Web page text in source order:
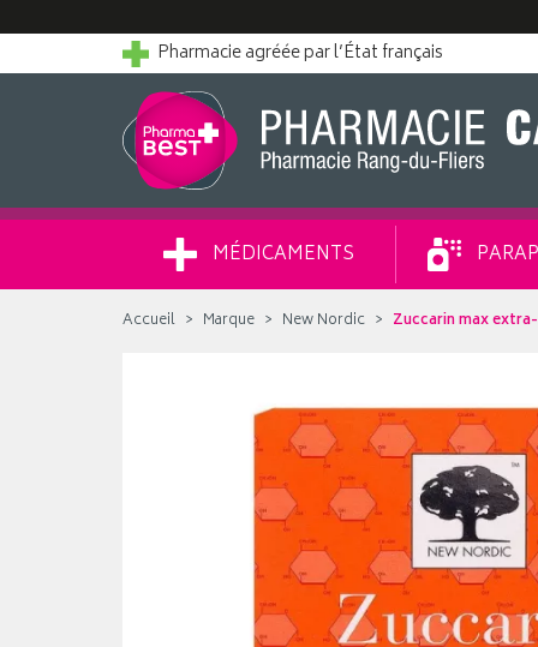
Pharmacie agréée par l’État français
MÉDICAMENTS
Accueil Marque New Nordic Zuccarin max